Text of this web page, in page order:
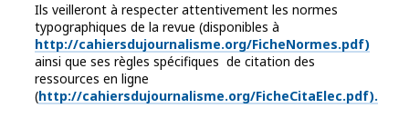
Ils veilleront à respecter attentivement les normes
typographiques de la revue (disponibles à
http://cahiersdujournalisme.org/FicheNormes.pdf)
ainsi que ses règles spécifiques de citation des
ressources en ligne
(http://cahiersdujournalisme.org/FicheCitaElec.pdf).